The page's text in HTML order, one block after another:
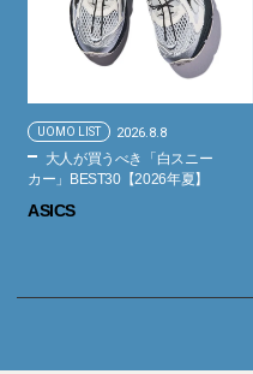
UOMO LIST 2026.8.8
大人が買うべき「白スニー
カー」BEST30【2026年夏】
ASICS